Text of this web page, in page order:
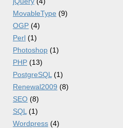
MovableType (9)
OGP (4)
Perl (1)
Photoshop (1)
PHP (13)
PostgreSQL (1)
Renewal2009 (8)
SEO (8)
SQL (1)
Wordpress (4)